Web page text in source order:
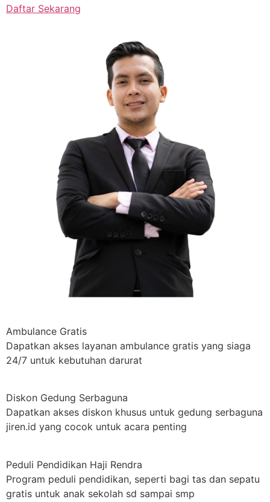
Daftar Sekarang
Ambulance Gratis
Dapatkan akses layanan ambulance gratis yang siaga
24/7 untuk kebutuhan darurat
Diskon Gedung Serbaguna
Dapatkan akses diskon khusus untuk gedung serbaguna
jiren.id yang cocok untuk acara penting
Peduli Pendidikan Haji Rendra
Program peduli pendidikan, seperti bagi tas dan sepatu
gratis untuk anak sekolah sd sampai smp